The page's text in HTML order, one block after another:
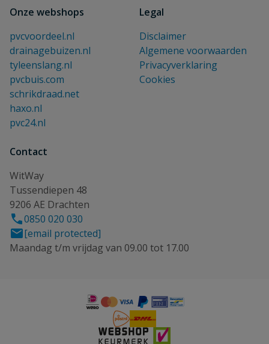
Onze webshops
pvcvoordeel.nl
drainagebuizen.nl
tyleenslang.nl
pvcbuis.com
schrikdraad.net
haxo.nl
pvc24.nl
Legal
Disclaimer
Algemene voorwaarden
Privacyverklaring
Cookies
Contact
WitWay
Tussendiepen 48
9206 AE Drachten
0850 020 030
[email protected]
Maandag t/m vrijdag van 09.00 tot 17.00